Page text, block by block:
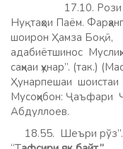
17.10. Рози
Нуқтаҳои Паём.
шоирон Ҳамза
адабиётшинос
саҳнаи ҳунар”. (так.)
Ҳунарпешаи
Мусоҳибон: Ҷаъфари
Абдуллоев.
18.55. Шеъри рўз”.